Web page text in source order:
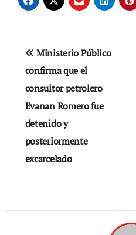
Navegación
de
entradas
Ministerio Público
confirma que el
consultor petrolero
Evanan Romero fue
detenido y
posteriormente
excarcelado